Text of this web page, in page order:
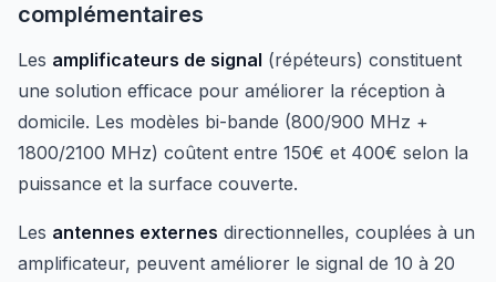
complémentaires
Les amplificateurs de signal (répéteurs) constituent
une solution efficace pour améliorer la réception à
domicile. Les modèles bi-bande (800/900 MHz +
1800/2100 MHz) coûtent entre 150€ et 400€ selon la
puissance et la surface couverte.
Les antennes externes directionnelles, couplées à un
amplificateur, peuvent améliorer le signal de 10 à 20